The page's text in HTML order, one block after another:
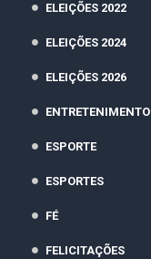
ELEIÇÕES 2022
ELEIÇÕES 2024
ELEIÇÕES 2026
ENTRETENIMENTO
ESPORTE
ESPORTES
FÉ
FELICITAÇÕES